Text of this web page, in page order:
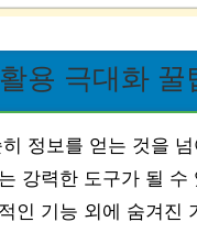
용 극대화 꿀
정보를 얻는 것을
강력한 도구가 될 수
인 기능 외에 숨겨진